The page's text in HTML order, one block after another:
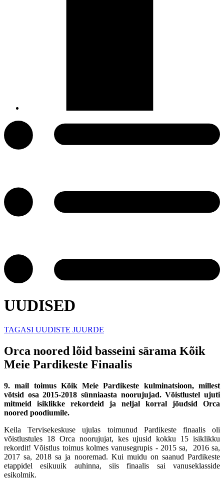
UUDISED
TAGASI UUDISTE JUURDE
Orca noored lõid basseini särama Kõik
Meie Pardikeste Finaalis
9. mail toimus Kõik Meie Pardikeste kulminatsioon, millest
võtsid osa 2015-2018 sünniaasta noorujujad. Võistlustel ujuti
mitmeid isiklikke rekordeid ja neljal korral jõudsid Orca
noored poodiumile.
Keila Tervisekeskuse ujulas toimunud Pardikeste finaalis oli
võistlustules 18 Orca noorujujat, kes ujusid kokku 15 isiklikku
rekordit! Võistlus toimus kolmes vanusegrupis - 2015 sa, 2016 sa,
2017 sa, 2018 sa ja nooremad. Kui muidu on saanud Pardikeste
etappidel esikuuik auhinna, siis finaalis sai vanuseklasside
esikolmik.